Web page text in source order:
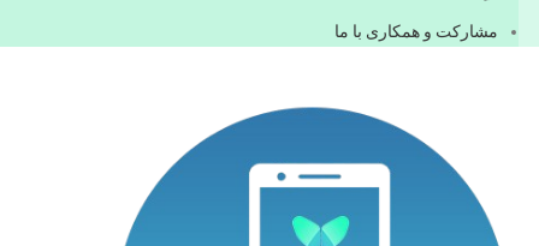
مشاركت و همكاری با ما